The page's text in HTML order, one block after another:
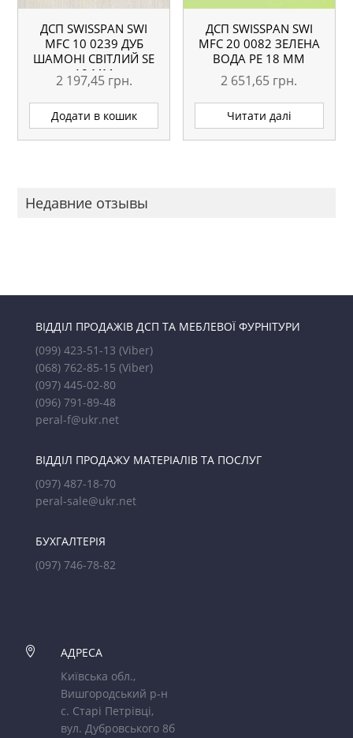
ДСП SWISSPAN SWI
MFC 10 0239 ДУБ
ШАМОНІ СВІТЛИЙ SE
18 ММ
2 197,45 грн.
Додати в кошик
ДСП SWISSPAN SWI
MFC 20 0082 ЗЕЛЕНА
ВОДА PE 18 ММ
2 651,65 грн.
Читати далі
Недавние отзывы
ВІДДІЛ ПРОДАЖІВ ДСП ТА МЕБЛЕВОЇ ФУРНІТУРИ
(099) 423-51-13 (Viber)
(068) 762-85-15 (Viber)
(097) 445-02-80
(096) 791-89-48
peral-f@ukr.net
ВІДДІЛ ПРОДАЖУ МАТЕРІАЛІВ ТА ПОСЛУГ
(097) 487-18-70
peral-sale@ukr.net
БУХГАЛТЕРІЯ
(097) 746-78-82

АДРЕСА
Київська обл.,
Вишгородський р-н
с. Старі Петрівці,
вул. Дубровського 8б